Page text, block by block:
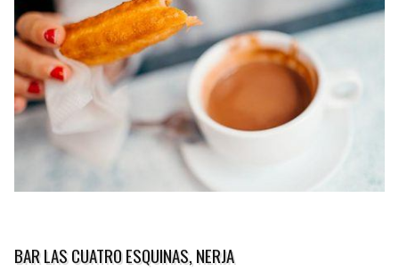
BAR LAS CUATRO ESQUINAS, NERJA